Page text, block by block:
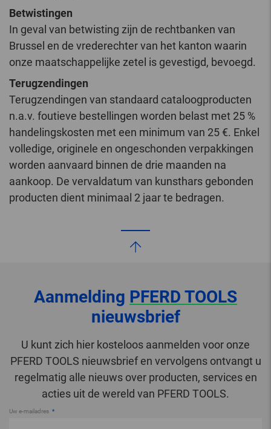
Betwistingen
In geval van betwisting zijn de rechtbanken van
Brussel en de vrederechter van het kanton waarin
onze maatschappelijke zetel is gevestigd, bevoegd.
Terugzendingen
Terugzendingen van standaard cataloogproducten
n.a.v. foutieve bestellingen worden belast met 25 %
handelingskosten met een minimum van 25 €. Enkel
volledige, originele en ongeschonden verpakkingen
worden aanvaard binnen de drie maanden na
aankoop. De vervaldatum van kunsthars gebonden
producten dient minimaal 2 jaar te bedragen.
Aanmelding PFERD TOOLS
nieuwsbrief
U kunt zich hier kosteloos aanmelden voor onze
PFERD TOOLS nieuwsbrief en vervolgens ontvangt u
regelmatig alle nieuws over producten, services en
acties uit de wereld van PFERD TOOLS.
Uw e-mailadres